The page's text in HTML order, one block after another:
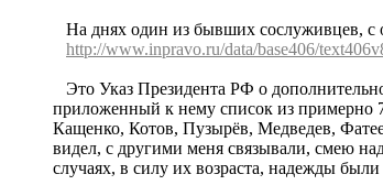
На днях один из бывших сослуживцев, с
http://www.inpravo.ru/data/base406/
Это Указ Президента РФ о
приложенный к нему список из примерно
Кащенко, Котов, Пузырёв, Медведев,
видел, с другими меня связывали, смею
случаях, в силу их возраста, надежды